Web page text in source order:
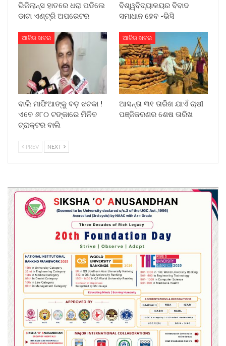
ଭିଜିଲାନ୍ସ ହାତରେ ଧରା ପଡିଲେ
ଡାଟା ଏଣ୍ଟ୍ରି ଅପରେଟର
ବିଶ୍ୱବିଦ୍ୟାଳୟର ବିବାଦ
ସମାଧାନ ହେବ -ଭିସି
ଆଜିର ଖବର
ବାଲି ମାଫିଆଙ୍କୁ ବଡ଼ ଝଟକା !
ଏବେ ୬୮୦ ଟଙ୍କାରେ ମିଳିବ
ଟ୍ରାକ୍ଟର ବାଲି
ଆଜିର ଖବର
ଆସନ୍ତା ୩୧ ତାରିଖ ଯାଏଁ ଚାଷୀ
ପଞ୍ଜିକରଣର ଶେଷ ତାରିଖ
PREV NEXT